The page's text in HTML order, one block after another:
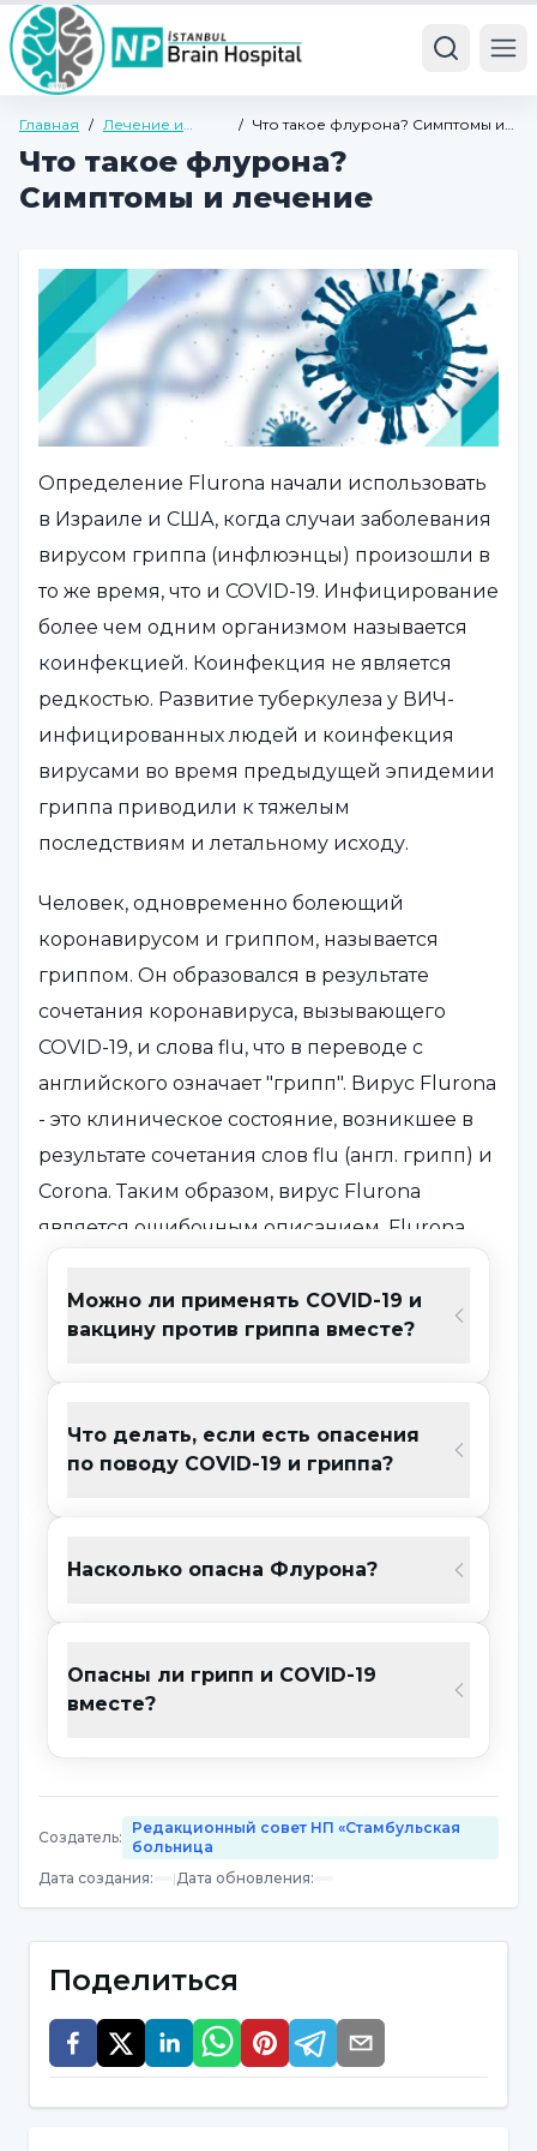
Главная / Лечение и
/ Что такое флурона? Симптомы и
Что такое флурона?
Симптомы и лечение
Определение Flurona начали использовать
в Израиле и США, когда случаи заболевания
вирусом гриппа (инфлюэнцы) произошли в
то же время, что и COVID-19. Инфицирование
более чем одним организмом называется
коинфекцией. Коинфекция не является
редкостью. Развитие туберкулеза у ВИЧ-
инфицированных людей и коинфекция
вирусами во время предыдущей эпидемии
гриппа приводили к тяжелым
последствиям и летальному исходу.
Человек, одновременно болеющий
коронавирусом и гриппом, называется
гриппом. Он образовался в результате
сочетания коронавируса, вызывающего
COVID-19, и слова flu, что в переводе с
английского означает "грипп". Вирус Flurona
- это клиническое состояние, возникшее в
результате сочетания слов flu (англ. грипп) и
Corona. Таким образом, вирус Flurona
является ошибочным описанием. Flurona
еще не определена как болезнь или
вариант COVID-19.
Каковы симптомы Flurona?
Невозможно однозначно сказать, что это -
COVID-19, грипп или флурона, глядя только
на симптомы, они могут быть похожими.
одышка, усиливающаяся с усилием, или
трудности с задержкой дыхания могут быть
повышенная температура, сильные боли в
на грипп. Симптомы гриппа можно
перечислить следующим образом;
высокая температура
Кашель
Боль в суставах
Боль в теле
Можно ли применять COVID-19 и
вакцину против гриппа вместе?
Что делать, если есть опасения
по поводу COVID-19 и гриппа?
Насколько опасна Флурона?
Опасны ли грипп и COVID-19
вместе?
Создатель:
Редакционный совет НП «Стамбульская
больница
Дата создания: |Дата обновления:
Поделиться